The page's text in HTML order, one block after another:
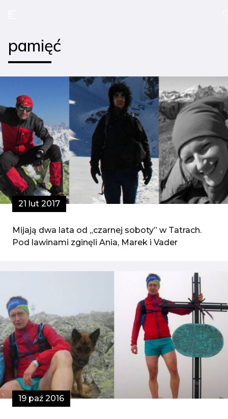
pamięć
21 lut 2017
Mijają dwa lata od „czarnej soboty” w Tatrach.
Pod lawinami zginęli Ania, Marek i Vader
19 paź 2016